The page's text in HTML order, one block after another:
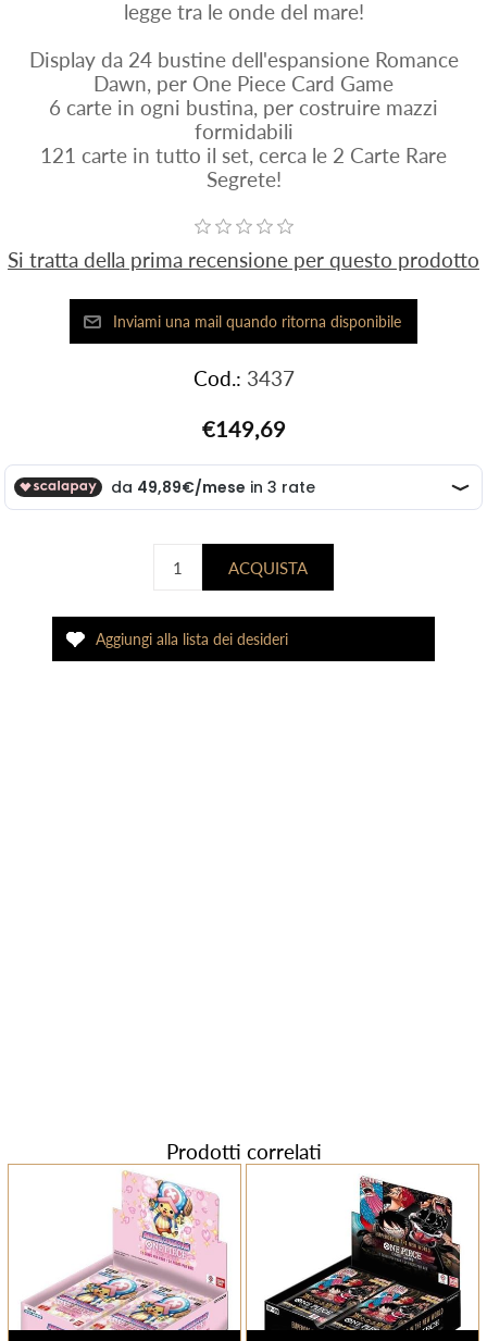
legge tra le onde del mare!
Display da 24 bustine dell'espansione Romance
Dawn, per One Piece Card Game
6 carte in ogni bustina, per costruire mazzi
formidabili
121 carte in tutto il set, cerca le 2 Carte Rare
Segrete!
Si tratta della prima recensione per questo prodotto
Cod.: 3437
€149,69
Prodotti correlati